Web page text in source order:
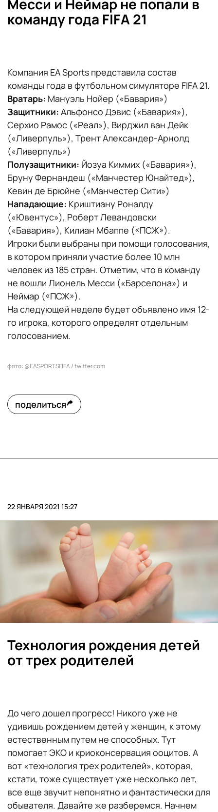
Месси и Неймар не попали в
команду года FIFA 21
Компания EA Sports представила состав
команды года в футбольном симуляторе FIFA 21.
Вратарь: Мануэль Нойер («Бавария»)
Защитники: Альфонсо Дэвис («Бавария»),
Серхио Рамос («Реал»), Вирджил ван Дейк
(«Ливерпуль»), Трент Александер-Арнолд
(«Ливерпуль»)
Полузащитники: Йозуа Киммих («Бавария»),
Бруну Фернандеш («Манчестер Юнайтед»),
Кевин де Брюйне («Манчестер Сити»)
Нападающие: Криштиану Роналду
(«Ювентус»), Роберт Левандовски
(«Бавария»), Килиан Мбаппе («ПСЖ»).
Игроки были выбраны при помощи голосования,
в котором приняли участие более 10 млн
человек из 185 стран. Отметим, что в команду
не вошли Лионель Месси («Барселона») и
Неймар («ПСЖ»).
На следующей неделе будет объявлено имя 12-
го игрока, которого определят отдельным
голосованием.
фото: @EASPORTSFIFA / twitter.com
поделиться
22 ЯНВАРЯ 2021 15:27
Технология рождения детей
от трех родителей
До чего дошел прогресс! Никого уже не
удивишь рождением детей у женщин, к этому
естественным путем не способных. Тут
помогает ЭКО и криоконсервация ооцитов. А
вот «технология трех родителей», которая,
кстати, тоже существует уже несколько лет,
все еще звучит непонятно и фантастически для
обывателя. Давайте же разберемся. Начнем